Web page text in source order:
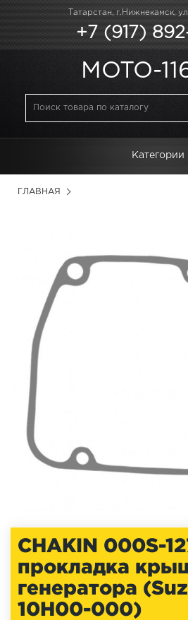
Татарстан, г.Нижнекамск,
+7 (917)
MOTO-
Категории
ГЛАВНАЯ
CHAKIN 000S-
прокладка
генератора
10H00-000)